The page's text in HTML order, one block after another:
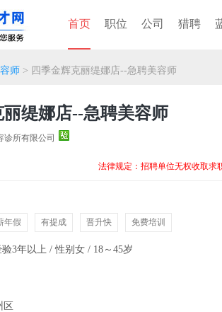
首页 职位 公司 猎聘
师 > 四季金辉克丽缇娜店--急聘美容师
丽缇娜店--急聘美容师
诊所有限公司
法律规定：招聘单位无权收取求
年假 有提成 晋升快 免费培训
3年以上 / 性别女 / 18～45岁
区